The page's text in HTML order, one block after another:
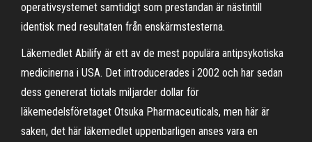
operativsystemet samtidigt som prestandan är nästintill
identisk med resultaten från enskärmstesterna.
Läkemedlet Abilify är ett av de mest populära antipsykotiska
medicinerna i USA. Det introducerades i 2002 och har sedan
dess genererat tiotals miljarder dollar för
läkemedelsföretaget Otsuka Pharmaceuticals, men här är
saken, det här läkemedlet uppenbarligen anses vara en